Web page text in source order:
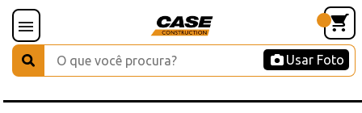
Usar Foto